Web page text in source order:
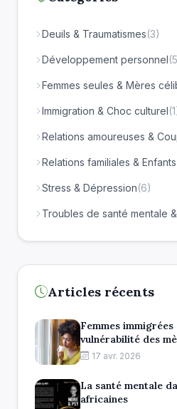
Deuils & Traumatismes(3)
Développement personnel
Femmes seules & Mères
Immigration & Choc culturel
Relations amoureuses &
Relations familiales & Enfants
Stress & Dépression(6)
Troubles de santé mentale
Articles récents
Femmes
vulnérabilité des
17 avr. 2026
La santé mentale
africaines